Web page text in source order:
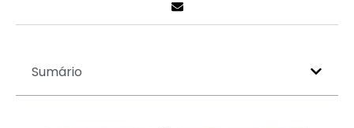
Sumário